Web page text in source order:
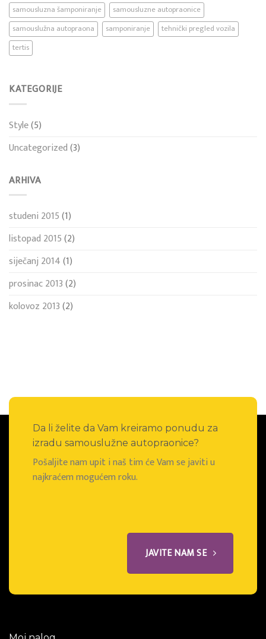
samousluzna šamponiranje
samousluzne autopraonice
samouslužna autopraona
samponiranje
tehnički pregled vozila
tertis
KATEGORIJE
Style(5)
Uncategorized(3)
ARHIVA
studeni 2015(1)
listopad 2015(2)
siječanj 2014(1)
prosinac 2013(2)
kolovoz 2013(2)
Da li želite da Vam kreiramo ponudu za
izradu samouslužne autopraonice?
Pošaljite nam upit i naš tim će Vam se javiti u
najkraćem mogućem roku.
JAVITE NAM SE